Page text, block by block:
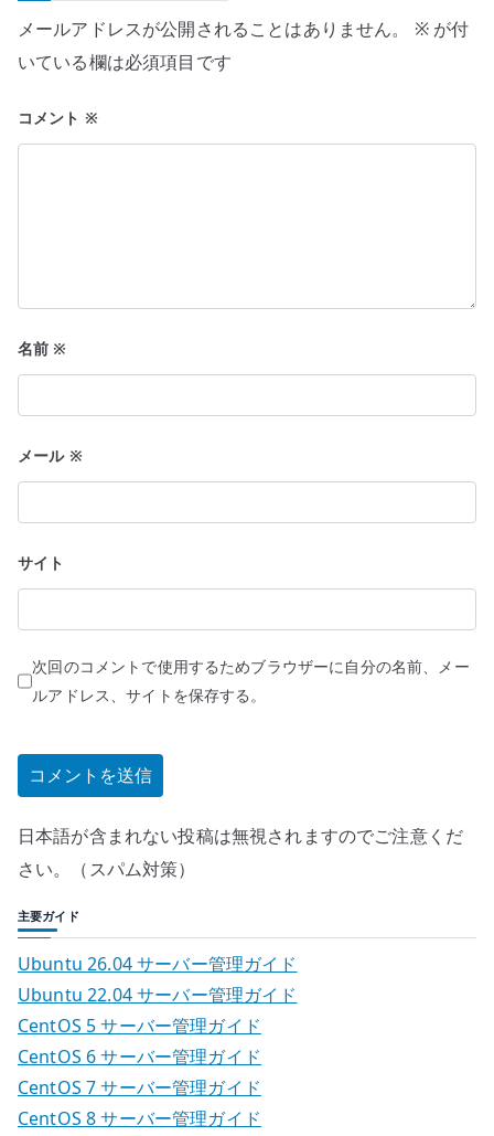
シ
ョ
ン
メールアドレスが公開されることはありません。 ※が付
いている欄は必須項目です
コメント ※
名前※
メール ※
サイト
次回のコメントで使用するためブラウザーに自分の名前、メー
ルアドレス、サイトを保存する。
日本語が含まれない投稿は無視されますのでご注意くだ
さい。（スパム対策）
主要ガイド
Ubuntu 26.04 サーバー管理ガイド
Ubuntu 22.04 サーバー管理ガイド
CentOS 5 サーバー管理ガイド
CentOS 6 サーバー管理ガイド
CentOS 7 サーバー管理ガイド
CentOS 8 サーバー管理ガイド